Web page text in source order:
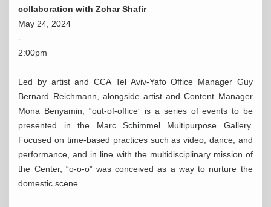
collaboration with Zohar Shafir
May 24, 2024
-
2:00pm
Led by artist and CCA Tel Aviv-Yafo Office Manager Guy
Bernard Reichmann, alongside artist and Content Manager
Mona Benyamin, “out-of-office” is a series of events to be
presented in the Marc Schimmel Multipurpose Gallery.
Focused on time-based practices such as video, dance, and
performance, and in line with the multidisciplinary mission of
the Center, “o-o-o” was conceived as a way to nurture the
domestic scene.